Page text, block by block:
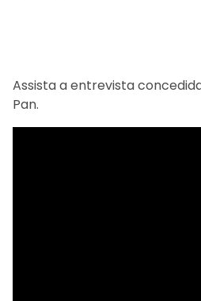
Assista a entrevista
Pan.